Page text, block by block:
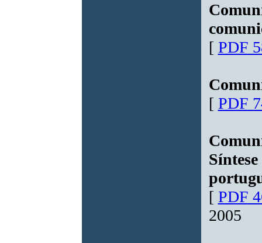
[ PDF
[ PDF
[ PDF
2005